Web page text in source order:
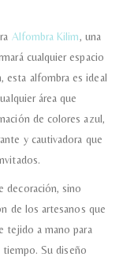
Alfombra Kilim, una
cualquier espacio
esta alfombra es ideal
área que
de colores azul,
y cautivadora que
decoración, sino
de los artesanos que
tejido a mano para
tiempo. Su diseño